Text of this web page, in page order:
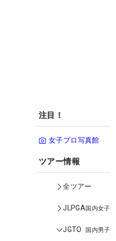
注目！
女子プロ写真館
ツアー情報
全ツアー
JLPGA国内女子
JGTO 国内男子